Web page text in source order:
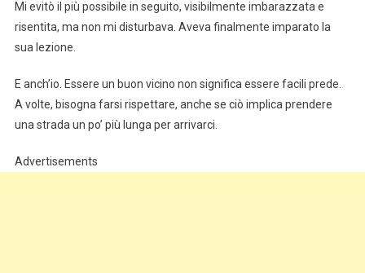
Mi evitò il più possibile in seguito, visibilmente imbarazzata e
risentita, ma non mi disturbava. Aveva finalmente imparato la
sua lezione.
E anch’io. Essere un buon vicino non significa essere facili prede.
A volte, bisogna farsi rispettare, anche se ciò implica prendere
una strada un po’ più lunga per arrivarci.
Advertisements